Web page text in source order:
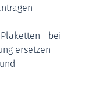
- bei
ersetzen